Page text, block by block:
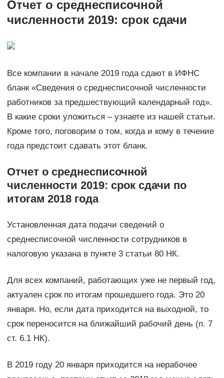
Отчет о среднесписочной
численности 2019: срок сдачи
Все компании в начале 2019 года сдают в ИФНС
бланк «Сведения о среднесписочной численности
работников за предшествующий календарный год».
В какие сроки уложиться – узнаете из нашей статьи.
Кроме того, поговорим о том, когда и кому в течение
года предстоит сдавать этот бланк.
Отчет о среднесписочной
численности 2019: срок сдачи по
итогам 2018 года
Установленная дата подачи сведений о
среднесписочной численности сотрудников в
налоговую указана в пункте 3 статьи 80 НК.
Для всех компаний, работающих уже не первый год,
актуален срок по итогам прошедшего года. Это 20
января. Но, если дата приходится на выходной, то
срок переносится на ближайший рабочий день (п. 7
ст. 6.1 НК).
В 2019 году 20 января приходится на нерабочее